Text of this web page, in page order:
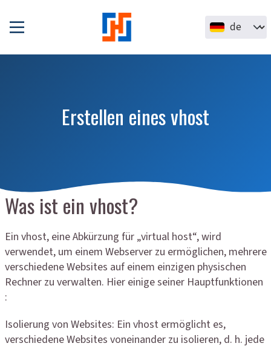
Select your
Erstellen eines vhost
Was ist ein vhost?
Ein vhost, eine Abkürzung für „virtual host“, wird
verwendet, um einem Webserver zu ermöglichen, mehrere
verschiedene Websites auf einem einzigen physischen
Rechner zu verwalten. Hier einige seiner Hauptfunktionen
:
Isolierung von Websites: Ein vhost ermöglicht es,
verschiedene Websites voneinander zu isolieren, d. h. jede